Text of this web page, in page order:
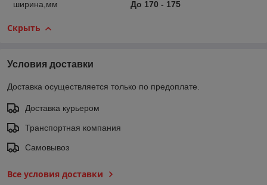
ширина,мм До 170 - 175
Скрыть
Условия доставки
Доставка осуществляется только по предоплате.
Доставка курьером
Транспортная компания
Самовывоз
Все условия доставки